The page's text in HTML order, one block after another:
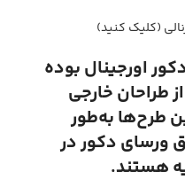
(کلیک کنید)
اورجینال بوده
طراحان خارجی
طرح‌ها به‌طور
ورسای دکور در
هستند.